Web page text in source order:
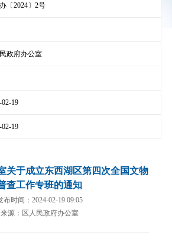
〔2024〕2号
政府办公室
02-19
02-19
关于成立东西湖区第四次全国文物
查工作专班的通知
布时间：2024-02-19 09:05
来源：区人民政府办公室